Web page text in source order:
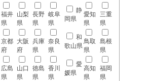
福井
県
山梨
県
長野
県
岐阜
県
静
岡県
愛知
県
三重
県
京都
府
大阪
府
兵庫
県
奈良
県
和
歌山県
鳥取
県
島根
県
広島
県
山口
県
徳島
県
香川
県
愛
媛県
高知
県
福岡
県